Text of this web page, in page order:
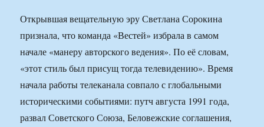
Открывшая вещательную эру Светлана Сорокина
признала, что команда «Вестей» избрала в самом
начале «манеру авторского ведения». По её словам,
«этот стиль был присущ тогда телевидению». Время
начала работы телеканала совпало с глобальными
историческими событиями: путч августа 1991 года,
развал Советского Союза, Беловежские соглашения,